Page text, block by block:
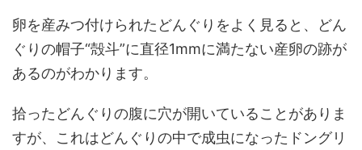
卵を産みつ付けられたどんぐりをよく見ると、どん
ぐりの帽子“殻斗”に直径1mmに満たない産卵の跡が
あるのがわかります。
拾ったどんぐりの腹に穴が開いていることがありま
すが、これはどんぐりの中で成虫になったドングリ